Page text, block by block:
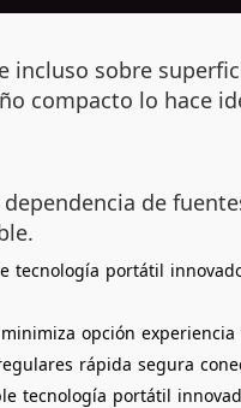
sobre
compacto lo hace
de
tecnología portátil
minimiza opción experiencia
rápida segura
tecnología portátil